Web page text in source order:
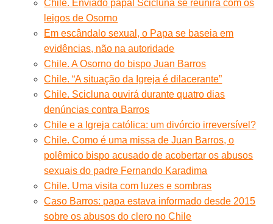
Chile. Enviado papal Scicluna se reunirá com os
leigos de Osorno
Em escândalo sexual, o Papa se baseia em
evidências, não na autoridade
Chile. A Osorno do bispo Juan Barros
Chile. “A situação da Igreja é dilacerante”
Chile. Scicluna ouvirá durante quatro dias
denúncias contra Barros
Chile e a Igreja católica: um divórcio irreversível?
Chile. Como é uma missa de Juan Barros, o
polêmico bispo acusado de acobertar os abusos
sexuais do padre Fernando Karadima
Chile. Uma visita com luzes e sombras
Caso Barros: papa estava informado desde 2015
sobre os abusos do clero no Chile